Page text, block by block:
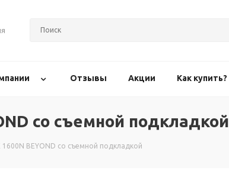
Отзывы Акции Как купить?
со съемной подкладкой
1600N BEYOND со съемной подкладкой